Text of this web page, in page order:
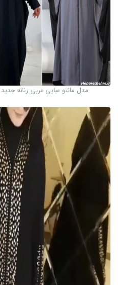
مدل مانتو عبایی عربی زنانه جدید ۱۴۰۲ ؛ منحصر به فرد بودن ...